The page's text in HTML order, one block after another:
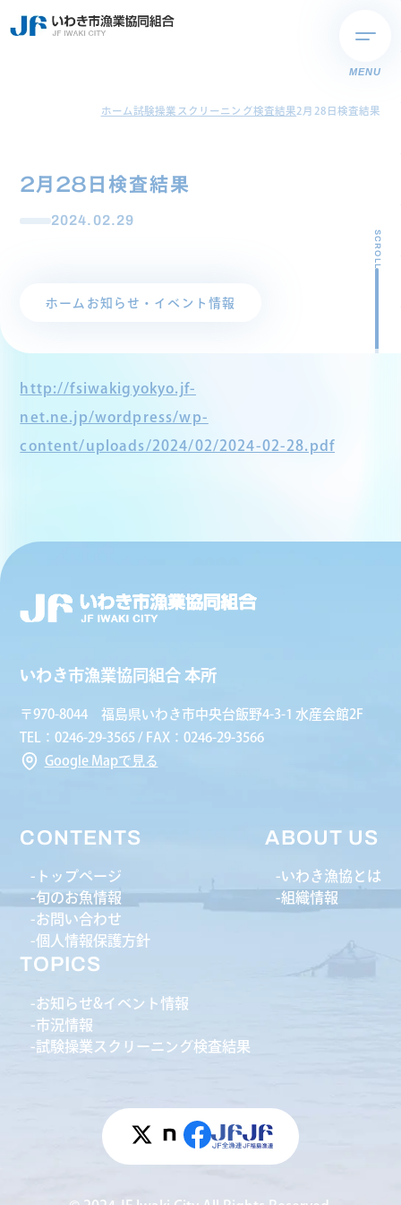
MENU
ホーム試験操業スクリーニング検査結果2月28日検査結果
2月28日検査結果
2024.02.29
ホーム お知らせ・イベント情報
SCROLL
http://fsiwakigyokyo.jf-
net.ne.jp/wordpress/wp-
content/uploads/2024/02/2024-02-28.pdf
いわき市漁業協同組合 本所
〒970-8044 福島県いわき市中央台飯野4-3-1 水産会館2F
TEL：0246-29-3565 / FAX：0246-29-3566
Google Mapで見る
CONTENTS
トップページ
旬のお魚情報
お問い合わせ
個人情報保護方針
ABOUT US
いわき漁協とは
組織情報
TOPICS
お知らせ&イベント情報
市況情報
試験操業スクリーニング検査結果